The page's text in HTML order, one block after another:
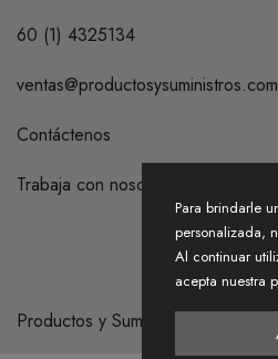
60 (1) 4325134
ventas@productosysuministros.com
Contáctenos
Trabaja con nosotros
Productos y Suministros S.A.S.
Para brindarle
personalizada,
Al continuar
acepta nuestra